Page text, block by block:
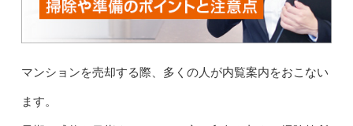
マンションを売却する際、多くの人が内覧案内をおこない
ます。